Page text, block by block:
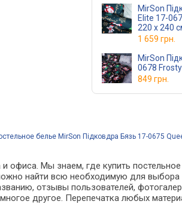
MirSon
Elite 17-
220 x 240
1 659 грн.
MirSon
0678
849 грн.
белье MirSon Підковдра Бязь 17-0675
офиса. Мы знаем, где купить
можно найти всю необходимую для
отзывы пользователей,
другое. Перепечатка любых